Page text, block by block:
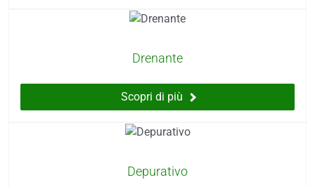
Drenante
Scopri di più
Depurativo